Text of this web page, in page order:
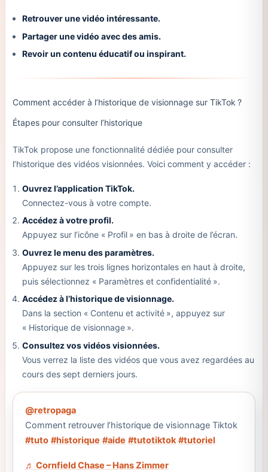
Retrouver une vidéo intéressante.
Partager une vidéo avec des amis.
Revoir un contenu éducatif ou inspirant.
Comment accéder à l’historique de visionnage sur TikTok ?
Étapes pour consulter l’historique
TikTok propose une fonctionnalité dédiée pour consulter
l’historique des vidéos visionnées. Voici comment y accéder :
Ouvrez l’application TikTok.
Connectez-vous à votre compte.
Accédez à votre profil.
Appuyez sur l’icône « Profil » en bas à droite de l’écran.
Ouvrez le menu des paramètres.
Appuyez sur les trois lignes horizontales en haut à droite,
puis sélectionnez « Paramètres et confidentialité ».
Accédez à l’historique de visionnage.
Dans la section « Contenu et activité », appuyez sur
« Historique de visionnage ».
Consultez vos vidéos visionnées.
Vous verrez la liste des vidéos que vous avez regardées au
cours des sept derniers jours.
@retropaga
Comment retrouver l’historique de visionnage Tiktok
#tuto #historique #aide #tutotiktok #tutoriel
♬ Cornfield Chase – Hans Zimmer